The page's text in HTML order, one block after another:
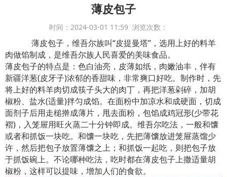
薄皮包子
时间：2024-03-01 11:59 浏览次数：
薄皮包子，维吾尔族叫“皮提曼塔”，选用上好的料羊
肉做馅制成，是维吾尔族人民喜爱的美味食品。
薄皮包子的特点是：色白油亮，皮薄如纸，肉嫩油丰，伴有
新疆洋葱(皮牙子)浓郁的香甜味，非常爽口好吃。制作时，先
将上好的料羊肉切成筷子头大的肉丁，再把洋葱剁碎，加胡
椒粉、盐水(适量)拌匀成馅。在面粉中加凉水和成硬面，切成
面剂子后用走槌擀成薄片，甩去面粉，包馅成鸡冠形(少带花
褶)，入笼屉用旺火蒸二十分钟即成。维吾尔吃法，一般和馕
或者和抓饭一块吃。和馕一块吃，先把薄馕放进笼屉蒸馏少
许，然后把包子放置薄馕之上；和抓饭一起吃，则把包子放
于抓饭碗上。不论哪种吃法，吃时都在薄皮包子上撒适量胡
椒粉，这样可以提味，增加人们的食欲。